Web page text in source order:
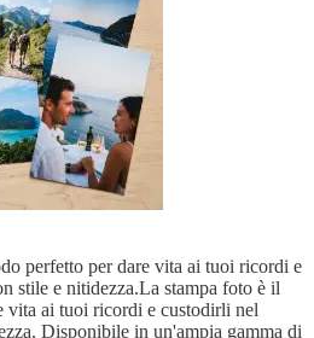
perfetto per dare vita ai tuoi ricordi e
stile e nitidezza.La stampa foto è il
vita ai tuoi ricordi e custodirli nel
Disponibile in un'ampia gamma di